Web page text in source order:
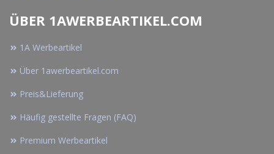
ÜBER 1AWERBEARTIKEL.COM
1A Werbeartikel
Über 1awerbeartikel.com
Preis&Lieferung
Häufig gestellte Fragen (FAQ)
Premium Werbeartikel